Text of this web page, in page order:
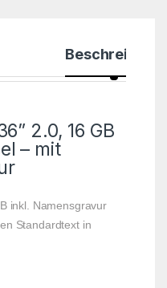
Beschreibung
2.0, 16 GB
– mit
inkl. Namensgravur
Standardtext in